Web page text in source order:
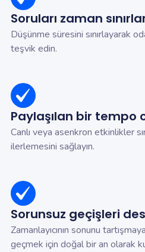
Soruları zaman
Düşünme süresini sınırlayarak
teşvik edin.
Paylaşılan bir tempo
Canlı veya asenkron etkinlikler
ilerlemesini sağlayın.
Sorunsuz geçişleri
Zamanlayıcının sonunu
geçmek için doğal bir an olarak